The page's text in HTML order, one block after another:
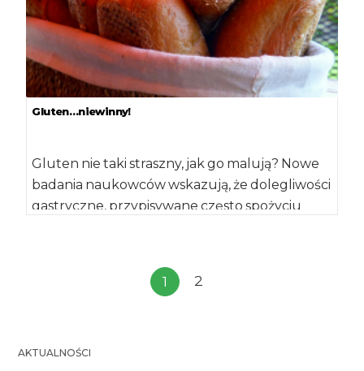
Gluten…niewinny!
Gluten nie taki straszny, jak go malują? Nowe
badania naukowców wskazują, że dolegliwości
gastryczne, przypisywane często spożyciu
1 2
AKTUALNOŚCI